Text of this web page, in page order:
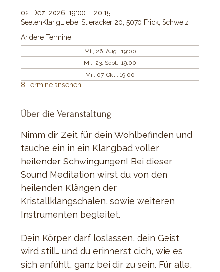
02. Dez. 2026, 19:00 – 20:15
SeelenKlangLiebe, Stieracker 20, 5070 Frick, Schweiz
Andere Termine
Mi., 26. Aug., 19:00
Mi., 23. Sept., 19:00
Mi., 07. Okt., 19:00
8 Termine ansehen
Über die Veranstaltung
Nimm dir Zeit für dein Wohlbefinden und
tauche ein in ein Klangbad voller
heilender Schwingungen! Bei dieser
Sound Meditation wirst du von den
heilenden Klängen der
Kristallklangschalen, sowie weiteren
Instrumenten begleitet.
Dein Körper darf loslassen, dein Geist
wird still… und du erinnerst dich, wie es
sich anfühlt, ganz bei dir zu sein. Für alle,